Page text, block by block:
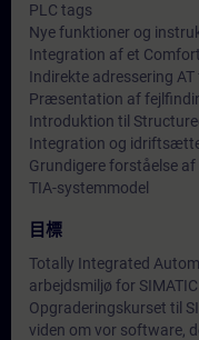
PLC tags
Nye funktioner og
Integration af et
Indirekte adressering
Præsentation af
Introduktion til
Integration og
Grundigere forståelse
TIA-systemmodel
目標
Totally Integrated
arbejdsmiljø for SIMATIC
Opgraderingskurset til
viden om vor software,